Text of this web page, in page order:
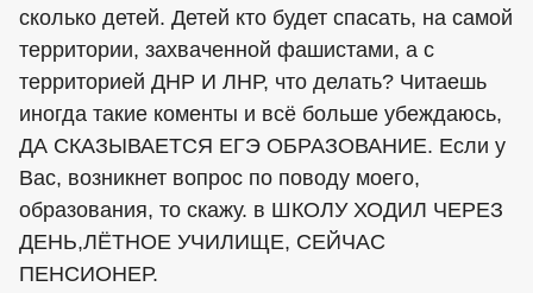
сколько детей. Детей кто будет спасать, на самой
территории, захваченной фашистами, а с
территорией ДНР И ЛНР, что делать? Читаешь
иногда такие коменты и всё больше убеждаюсь,
ДА СКАЗЫВАЕТСЯ ЕГЭ ОБРАЗОВАНИЕ. Если у
Вас, возникнет вопрос по поводу моего,
образования, то скажу. в ШКОЛУ ХОДИЛ ЧЕРЕЗ
ДЕНЬ,ЛЁТНОЕ УЧИЛИЩЕ, СЕЙЧАС
ПЕНСИОНЕР.